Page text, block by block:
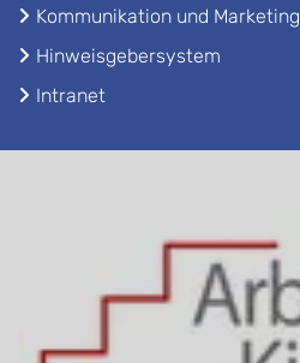
Kommunikation und Marketing
Hinweisgebersystem
Intranet